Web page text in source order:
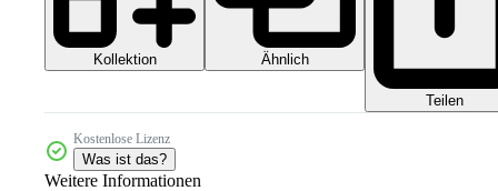
Kollektion Ähnlich
Teilen
Kostenlose Lizenz
Was ist das?
Weitere Informationen